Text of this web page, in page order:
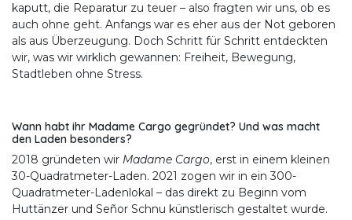
kaputt, die Reparatur zu teuer – also fragten wir uns, ob es
auch ohne geht. Anfangs war es eher aus der Not geboren
als aus Überzeugung. Doch Schritt für Schritt entdeckten
wir, was wir wirklich gewannen: Freiheit, Bewegung,
Stadtleben ohne Stress.
Wann habt ihr Madame Cargo gegründet? Und was macht
den Laden besonders?
2018 gründeten wir Madame Cargo, erst in einem kleinen
30-Quadratmeter-Laden. 2021 zogen wir in ein 300-
Quadratmeter-Ladenlokal – das direkt zu Beginn vom
Huttänzer und Señor Schnu künstlerisch gestaltet wurde.